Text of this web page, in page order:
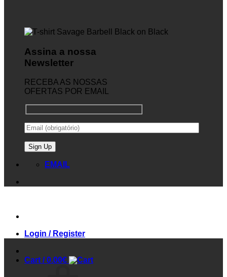
Assina a nossa
Newsletter
RECEBA AS NOSSAS
OFERTAS POR EMAIL
EMAIL
Login / Register
Cart /0.00€